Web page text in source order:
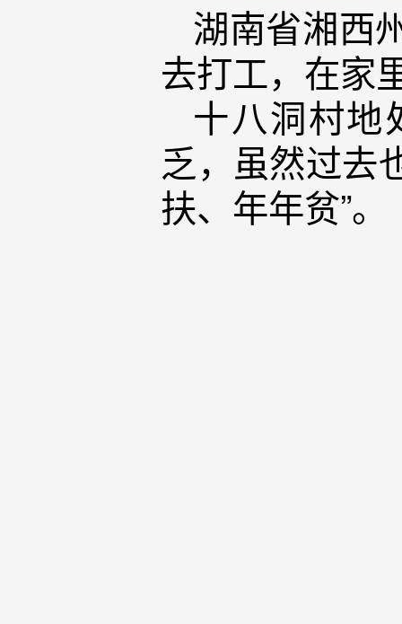
湖南省湘西
去打工，在家
十八洞村地
乏，虽然过去
扶、年年贫”。